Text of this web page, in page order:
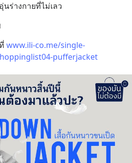
นร่างกายที่ไม่เลว
www.ili-co.me/single-
pufferjacket